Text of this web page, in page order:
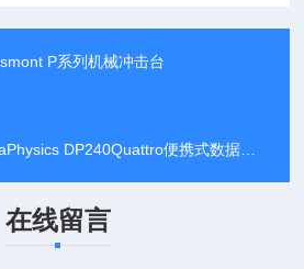
P系列机械冲击台
DP240Quattro便携式数据采集分析仪
在线留言